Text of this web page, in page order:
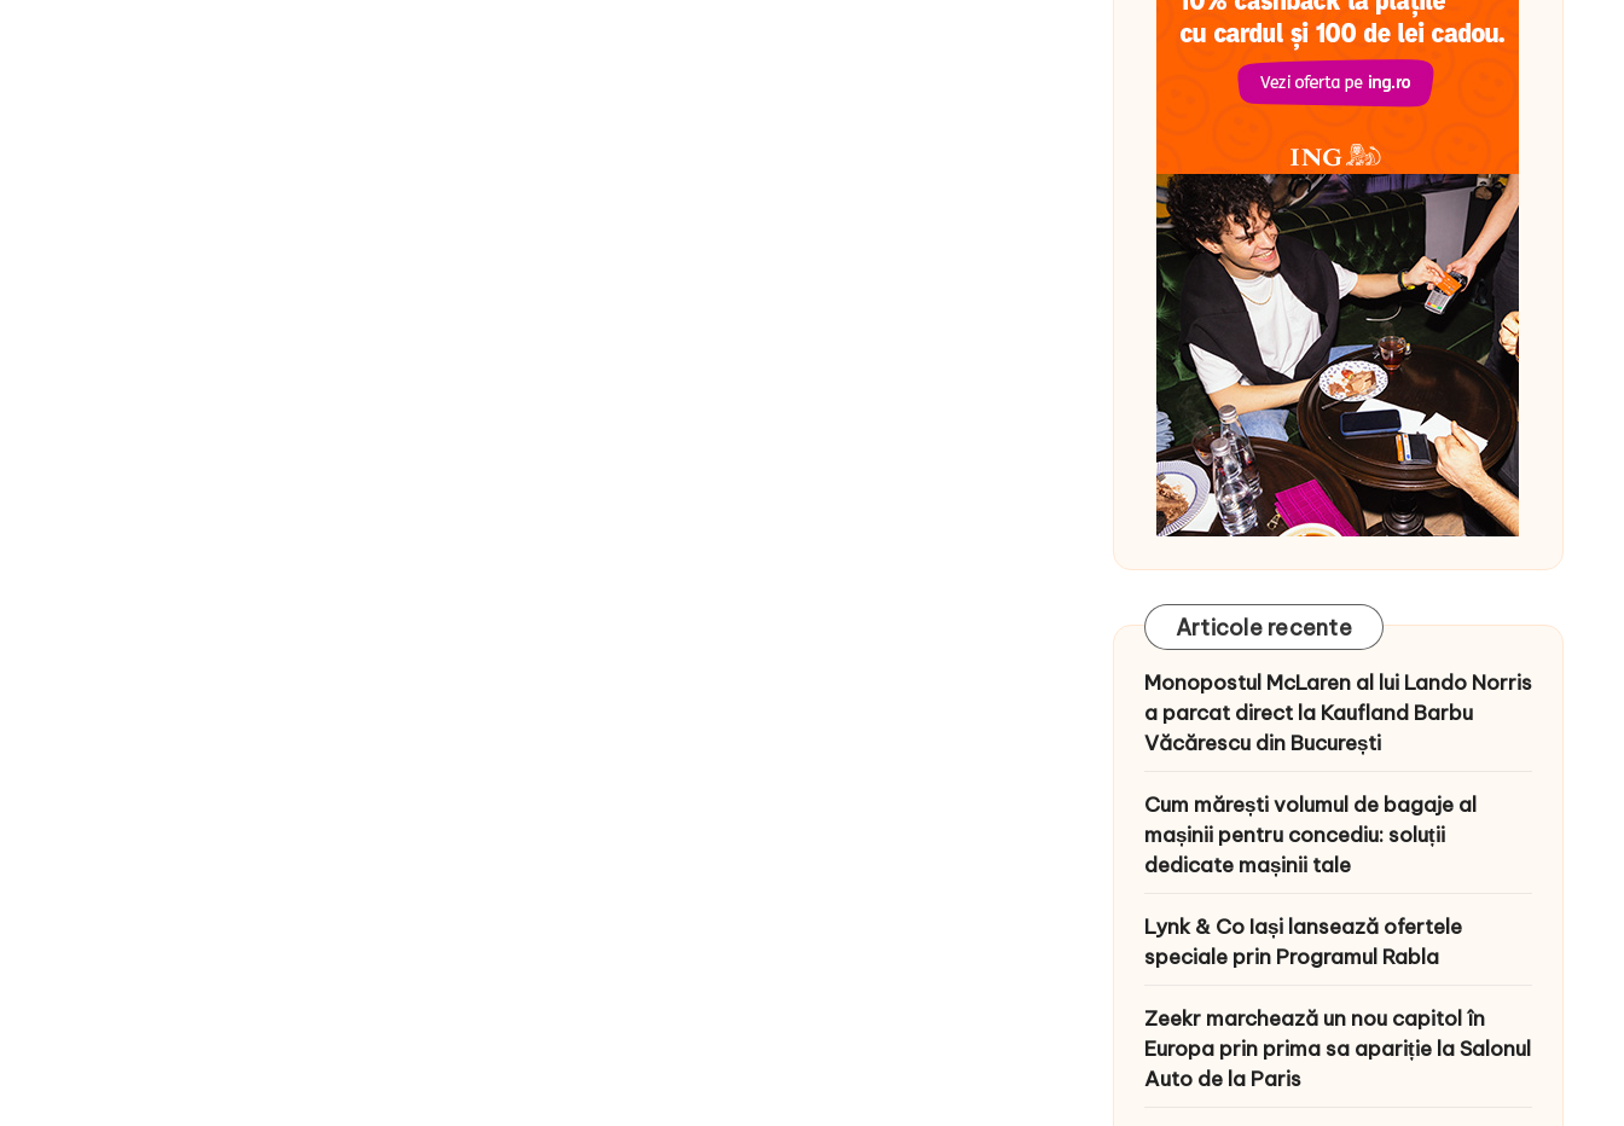
Articole recente
Monopostul McLaren al lui Lando Norris
a parcat direct la Kaufland Barbu
Văcărescu din București
Cum mărești volumul de bagaje al
mașinii pentru concediu: soluții
dedicate mașinii tale
Lynk & Co Iași lansează ofertele
speciale prin Programul Rabla
Zeekr marchează un nou capitol în
Europa prin prima sa apariție la Salonul
Auto de la Paris